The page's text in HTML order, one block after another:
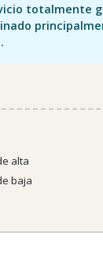
totalmente
alta
baja